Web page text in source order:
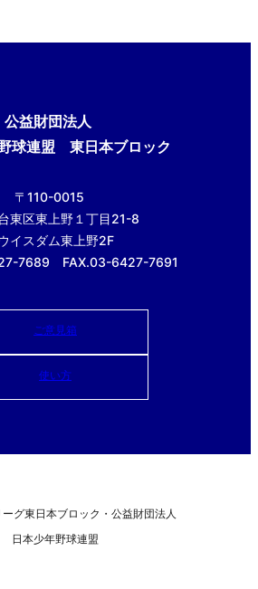
公益財団法人
球連盟 東日本ブロック
〒110-0015
東区東上野１丁目21-8
イスダム東上野2F
7689 FAX.03-6427-7691
ご意見箱
使い方
グ東日本ブロック・公益財団法人
日本少年野球連盟